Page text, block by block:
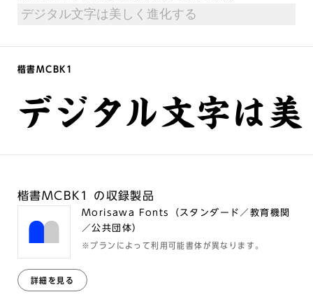
楷書MCBK1
デジタル文字は
楷書MCBK1 の収録製品
Morisawa Fonts（スタンダード／教育機関
／公共団体）
※プランによって利用可能書体が異なります。
詳細を見る